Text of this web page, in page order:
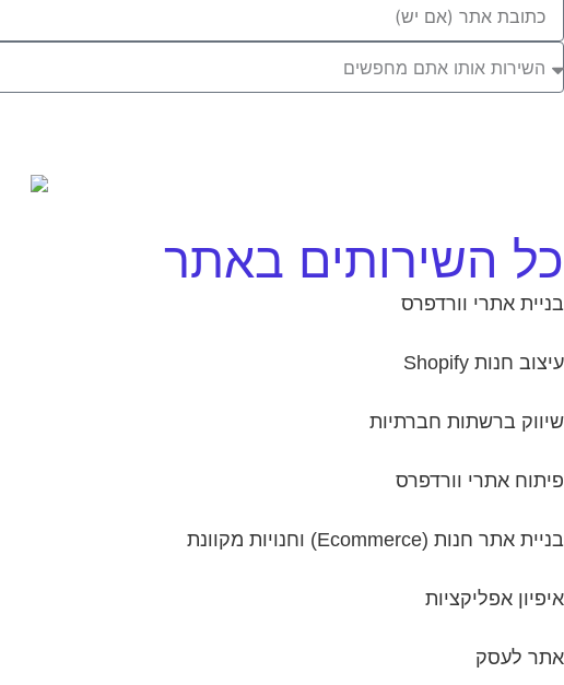
Url
אותו
כל השירותים באתר
בניית אתרי וורדפרס
עיצוב חנות Shopify
שיווק ברשתות חברתיות
פיתוח אתרי וורדפרס
בניית אתר חנות (ecommerce) וחנויות מקוונת
איפיון אפליקציות
אתר לעסק